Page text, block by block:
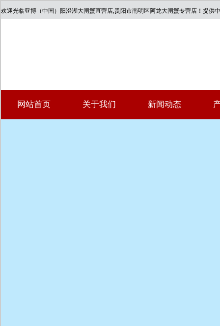
欢迎光临亚博（中国）阳澄湖大闸蟹直营店,贵阳市南明区阿龙大闸蟹专营店！提供
网站首页 关于我们 新闻动态